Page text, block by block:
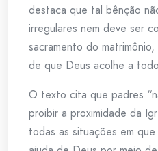
destaca que tal bênção
irregulares nem deve ser
sacramento do
de que Deus acolhe a
O texto cita que padres
proibir a proximidade da
todas as situações em